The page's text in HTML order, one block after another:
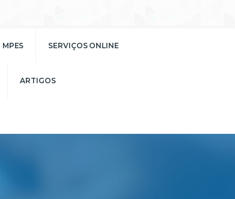
MPES SERVIÇOS ONLINE
ARTIGOS